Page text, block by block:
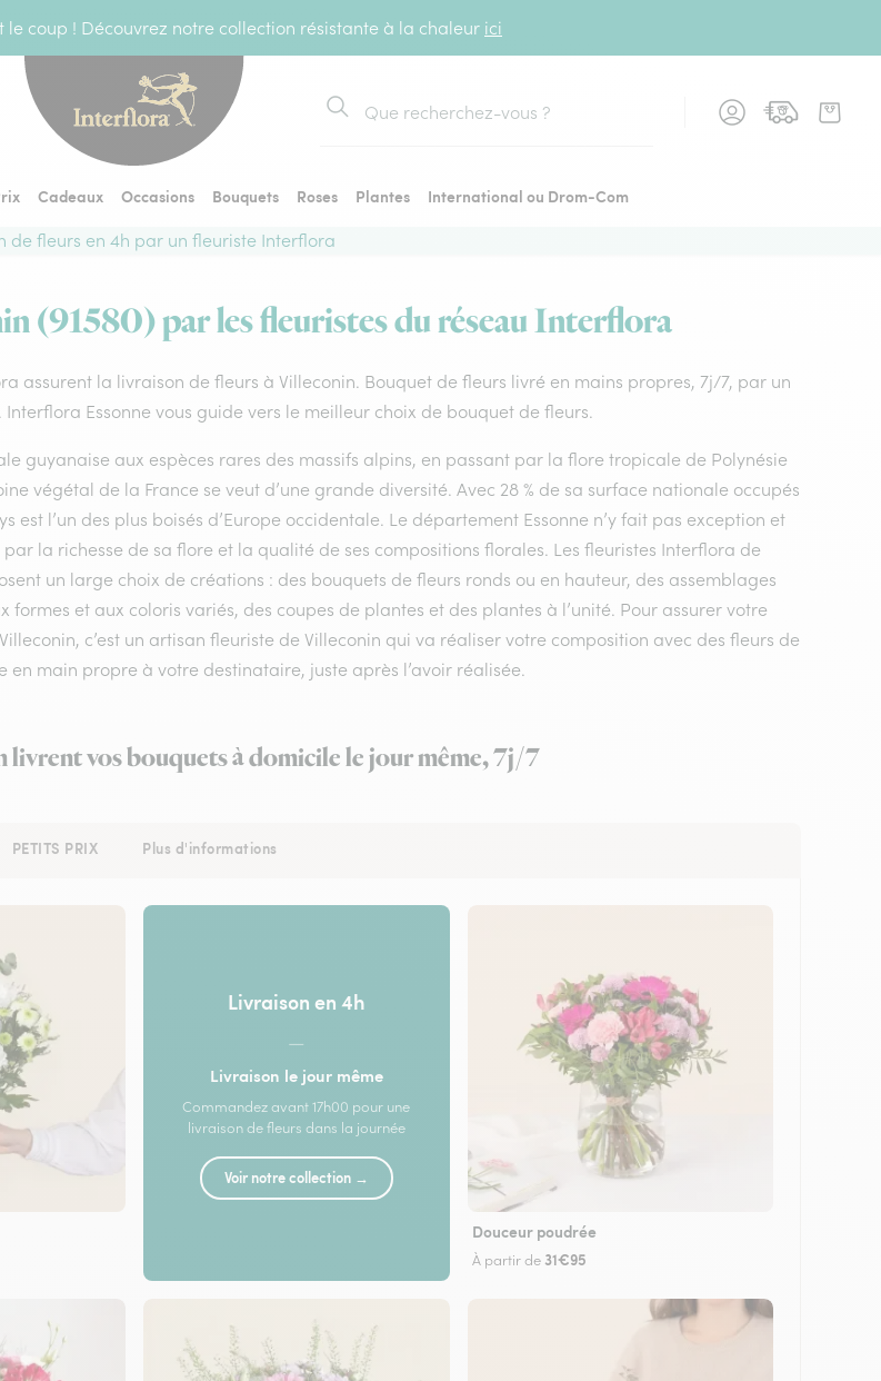
le coup ! Découvrez notre collection résistante à la chaleur ici
Rechercher
Cadeaux Occasions Bouquets Roses Plantes
International ou Drom-Com
de fleurs en 4h par un fleuriste Interflora
(91580) par les fleuristes du réseau Interflora
assurent la livraison de fleurs à Villeconin. Bouquet de fleurs livré en mains propres, 7j/7, par un
Essonne vous guide vers le meilleur choix de bouquet de fleurs.
guyanaise aux espèces rares des massifs alpins, en passant par la flore tropicale de Polynésie
végétal de la France se veut d’une grande diversité. Avec 28 % de sa surface nationale occupés
est l’un des plus boisés d’Europe occidentale. Le département Essonne n’y fait pas exception et
la richesse de sa flore et la qualité de ses compositions florales. Les fleuristes Interflora de
un large choix de créations : des bouquets de fleurs ronds ou en hauteur, des assemblages
formes et aux coloris variés, des coupes de plantes et des plantes à l’unité. Pour assurer votre
c’est un artisan fleuriste de Villeconin qui va réaliser votre composition avec des fleurs de
en main propre à votre destinataire, juste après l’avoir réalisée.
vos bouquets à domicile le jour même, 7j/7
PETITS PRIX Plus d'informations
Livraison en 4h
—
Livraison le jour même
Commandez avant 17h00 pour une
livraison de fleurs dans la journée
Voir notre collection →
Douceur poudrée
À partir de 31€95